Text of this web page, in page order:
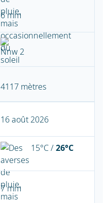
6 mm
4117 mètres
16 août 2026
15°C /26°C
7 mm